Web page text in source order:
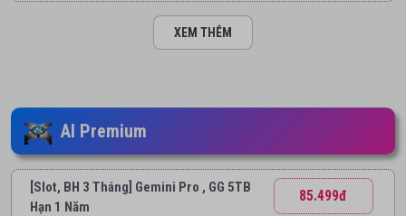
XEM THÊM
AI Premium
[Slot, BH 3 Tháng] Gemini Pro , GG 5TB
Hạn 1 Năm
85.499đ